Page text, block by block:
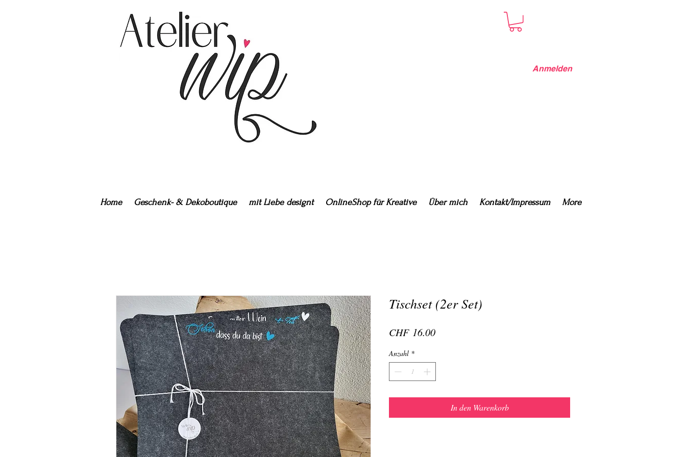
Anmelden
Home Geschenk- & Dekoboutique mit Liebe designt OnlineShop für Kreative Über mich Kontakt/Impressum More
Tischset (2er Set)
CHF 16.00Preis
Anzahl *
In den Warenkorb